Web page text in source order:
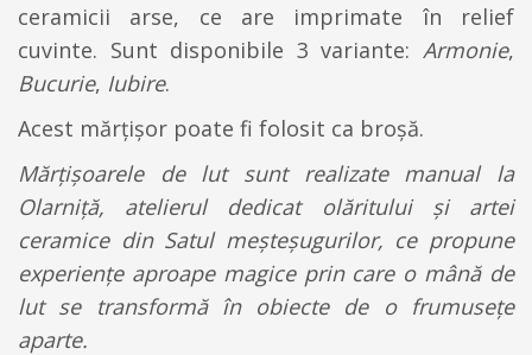
ceramicii arse, ce are imprimate în relief
cuvinte. Sunt disponibile 3 variante: Armonie,
Bucurie, Iubire.
Acest mărţişor poate fi folosit ca broşă.
Mărţişoarele de lut sunt realizate manual la
Olarniță, atelierul dedicat olăritului și artei
ceramice din Satul meșteșugurilor, ce propune
experiențe aproape magice prin care o mână de
lut se transformă în obiecte de o frumusețe
aparte.